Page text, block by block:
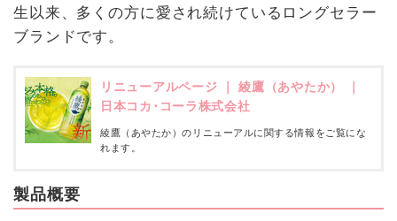
生以来、多くの方に愛され続けているロングセラー
ブランドです。
リニューアルページ ｜ 綾鷹（あやたか） ｜
日本コカ･コーラ株式会社​
綾鷹（あやたか）のリニューアルに関する情報をご覧にな
れます。
製品概要